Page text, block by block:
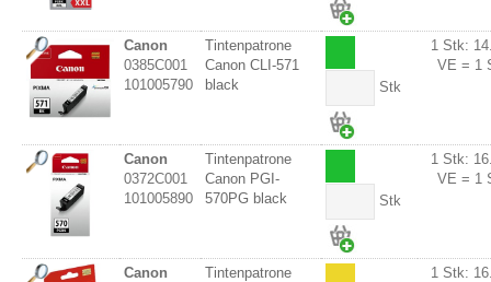
Canon
0385C001
101005790
Tintenpatrone
Canon CLI-571
black
Stk
1 Stk:
VE = 1
Canon
0372C001
101005890
Tintenpatrone
Canon PGI-
570PG black
Stk
1 Stk:
VE = 1
Canon
Tintenpatrone
1 Stk: